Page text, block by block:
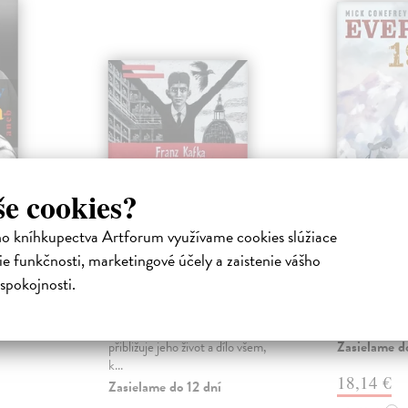
cookies?
kníhkupectva Artforum využívame cookies slúžiace
funkčnosti, marketingové účely a zaistenie vášho
Franz Kafka.
Člověk své a naší
doby
přibližuje jeho život a dílo všem,
k...
Zasielame do 12 dní
Everest
Everest v
George
Zasielame
18,14 €